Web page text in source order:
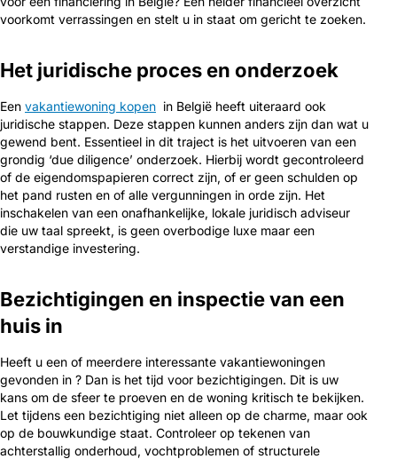
voorkomt verrassingen en stelt u in staat om gericht te zoeken.
Het juridische proces en onderzoek
Een vakantiewoning kopen in België heeft uiteraard ook
juridische stappen. Deze stappen kunnen anders zijn dan wat u
gewend bent. Essentieel in dit traject is het uitvoeren van een
grondig ‘due diligence’ onderzoek. Hierbij wordt gecontroleerd
of de eigendomspapieren correct zijn, of er geen schulden op
het pand rusten en of alle vergunningen in orde zijn. Het
inschakelen van een onafhankelijke, lokale juridisch adviseur
die uw taal spreekt, is geen overbodige luxe maar een
verstandige investering.
Bezichtigingen en inspectie van een
huis in
Heeft u een of meerdere interessante vakantiewoningen
gevonden in ? Dan is het tijd voor bezichtigingen. Dit is uw
kans om de sfeer te proeven en de woning kritisch te bekijken.
Let tijdens een bezichtiging niet alleen op de charme, maar ook
op de bouwkundige staat. Controleer op tekenen van
achterstallig onderhoud, vochtproblemen of structurele